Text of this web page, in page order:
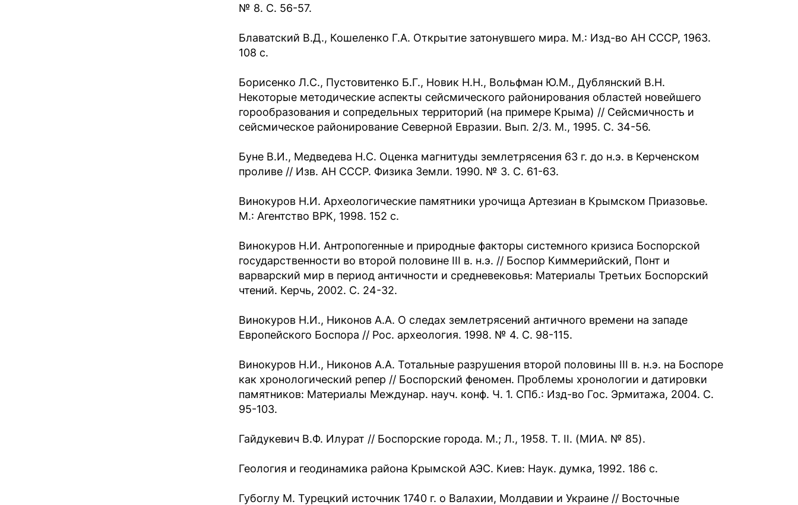
№ 8. С. 56-57.
Блаватский В.Д., Кошеленко Г.А. Открытие затонувшего мира. М.: Изд-во АН СССР, 1963.
108 с.
Борисенко Л.С., Пустовитенко Б.Г., Новик Н.Н., Вольфман Ю.М., Дублянский В.Н.
Некоторые методические аспекты сейсмического районирования областей новейшего
горообразования и сопредельных территорий (на примере Крыма) // Сейсмичность и
сейсмическое районирование Северной Евразии. Вып. 2/3. М., 1995. С. 34-56.
Буне В.И., Медведева Н.С. Оценка магнитуды землетрясения 63 г. до н.э. в Керченском
проливе // Изв. АН СССР. Физика Земли. 1990. № 3. С. 61-63.
Винокуров Н.И. Археологические памятники урочища Артезиан в Крымском Приазовье.
М.: Агентство ВРК, 1998. 152 с.
Винокуров Н.И. Антропогенные и природные факторы системного кризиса Боспорской
государственности во второй половине III в. н.э. // Боспор Киммерийский, Понт и
варварский мир в период античности и средневековья: Материалы Третьих Боспорский
чтений. Керчь, 2002. С. 24-32.
Винокуров Н.И., Никонов А.А. О следах землетрясений античного времени на западе
Европейского Боспора // Рос. археология. 1998. № 4. С. 98-115.
Винокуров Н.И., Никонов А.А. Тотальные разрушения второй половины III в. н.э. на Боспоре
как хронологический репер // Боспорский феномен. Проблемы хронологии и датировки
памятников: Материалы Междунар. науч. конф. Ч. 1. СПб.: Изд-во Гос. Эрмитажа, 2004. С.
95-103.
Гайдукевич В.Ф. Илурат // Боспорские города. М.; Л., 1958. Т. II. (МИА. № 85).
Геология и геодинамика района Крымской АЭС. Киев: Наук. думка, 1992. 186 с.
Губоглу М. Турецкий источник 1740 г. о Валахии, Молдавии и Украине // Восточные